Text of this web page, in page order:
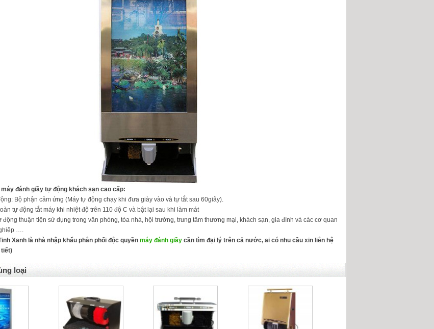
máy đánh giầy tự động khách sạn cao cấp:
Bộ phận cảm ứng (Máy tự động chạy khi đưa giày vào và tự tắt sau 60giây).
tự động tắt máy khi nhiệt độ trên 110 độ C và bật lại sau khi làm mát
động thuận tiện sử dụng trong văn phòng, tòa nhà, hội trường, trung tâm thương mại, khách sạn, gia đình và các cơ quan
….
Xanh là nhà nhập khẩu phân phối độc quyền máy đánh giầy cần tìm đại lý trên cả nước, ai có nhu cầu xin liên hệ
tiết)
loại